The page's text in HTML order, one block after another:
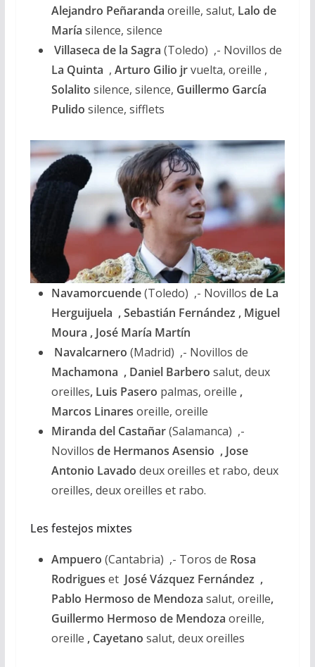
Alejandro Peñaranda oreille, salut, Lalo de
María silence, silence
Villaseca de la Sagra (Toledo) ,- Novillos de
La Quinta , Arturo Gilio jrvuelta, oreille ,
Solalito silence, silence, Guillermo García
Pulido silence, sifflets
Navamorcuende(Toledo) ,- Novillos de La
Herguijuela , Sebastián Fernández , Miguel
Moura , José María Martín
Navalcarnero (Madrid) ,- Novillos de
Machamona , Daniel Barbero salut, deux
oreilles, Luis Pasero palmas, oreille ,
Marcos Linares oreille, oreille
Miranda del Castañar(Salamanca) ,-
Novillos de Hermanos Asensio , Jose
Antonio Lavado deux oreilles et rabo, deux
oreilles, deux oreilles et rabo.
Les festejos mixtes
Ampuero (Cantabria) ,- Toros de Rosa
Rodrigues et José Vázquez Fernández ,
Pablo Hermoso de Mendoza salut, oreille,
Guillermo Hermoso de Mendoza oreille,
oreille , Cayetano salut, deux oreilles